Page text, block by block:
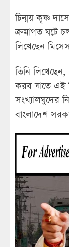
চিন্ময় কৃষ্ণ
ক্রমাগত ঘটে
লিখেছেন
তিনি
করব যাতে এই
সংখ্যালঘুদের
বাংলাদেশ